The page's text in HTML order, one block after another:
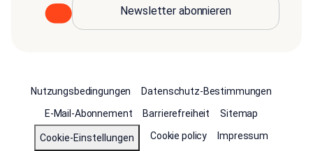
Newsletter abonnieren
Nutzungsbedingungen
Datenschutz-Bestimmungen
E-Mail-Abonnement
Barrierefreiheit Sitemap
Cookie-Einstellungen Cookie policy Impressum